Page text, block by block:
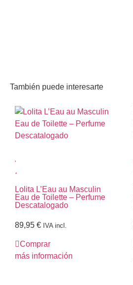
También puede interesarte
Lolita L’Eau au Masculin
Eau de Toilette – Perfume
Descatalogado
89,95 € IVA incl.
Comprar
más información